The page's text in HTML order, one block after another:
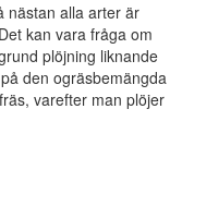
nästan alla arter är
kan vara fråga om
plöjning liknande
den ogräsbemängda
varefter man plöjer